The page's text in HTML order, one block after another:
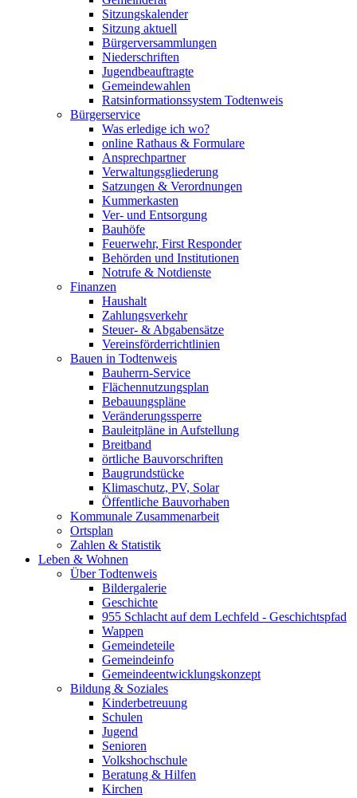
Sitzungskalender
Sitzung aktuell
Bürgerversammlungen
Niederschriften
Jugendbeauftragte
Gemeindewahlen
Ratsinformationssystem Todtenweis
Bürgerservice
Was erledige ich wo?
online Rathaus & Formulare
Ansprechpartner
Verwaltungsgliederung
Satzungen & Verordnungen
Kummerkasten
Ver- und Entsorgung
Bauhöfe
Feuerwehr, First Responder
Behörden und Institutionen
Notrufe & Notdienste
Finanzen
Haushalt
Zahlungsverkehr
Steuer- & Abgabensätze
Vereinsförderrichtlinien
Bauen in Todtenweis
Bauherrn-Service
Flächennutzungsplan
Bebauungspläne
Veränderungssperre
Bauleitpläne in Aufstellung
Breitband
örtliche Bauvorschriften
Baugrundstücke
Klimaschutz, PV, Solar
Öffentliche Bauvorhaben
Kommunale Zusammenarbeit
Ortsplan
Zahlen & Statistik
Leben & Wohnen
Über Todtenweis
Bildergalerie
Geschichte
955 Schlacht auf dem Lechfeld - Geschichtspfad
Wappen
Gemeindeteile
Gemeindeinfo
Gemeindeentwicklungskonzept
Bildung & Soziales
Kinderbetreuung
Schulen
Jugend
Senioren
Volkshochschule
Beratung & Hilfen
Kirchen